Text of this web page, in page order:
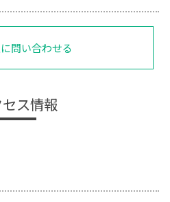
問い合わせる
ス情報